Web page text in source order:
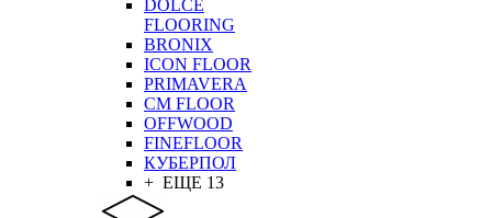
DOLCE
FLOORING
BRONIX
ICON FLOOR
PRIMAVERA
CM FLOOR
OFFWOOD
FINEFLOOR
КУБЕРПОЛ
+ ЕЩЕ 13